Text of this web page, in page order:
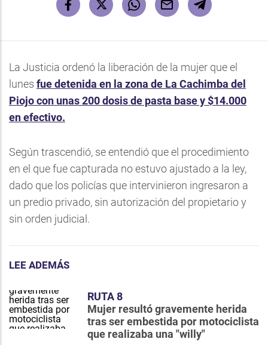
La Justicia ordenó la liberación de la mujer que el
lunes fue detenida en la zona de La Cachimba del
Piojo con unas 200 dosis de pasta base y $14.000
en efectivo.
Según trascendió, se entendió que el procedimiento
en el que fue capturada no estuvo ajustado a la ley,
dado que los policías que intervinieron ingresaron a
un predio privado, sin autorización del propietario y
sin orden judicial.
LEE ADEMÁS
RUTA 8
Mujer resultó gravemente herida
tras ser embestida por motociclista
que realizaba una "willy"